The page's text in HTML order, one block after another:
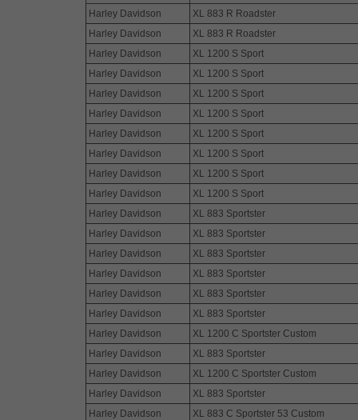
Harley Davidson
XL 883 R Roadster
Harley Davidson
XL 883 R Roadster
Harley Davidson
XL 1200 S Sport
Harley Davidson
XL 1200 S Sport
Harley Davidson
XL 1200 S Sport
Harley Davidson
XL 1200 S Sport
Harley Davidson
XL 1200 S Sport
Harley Davidson
XL 1200 S Sport
Harley Davidson
XL 1200 S Sport
Harley Davidson
XL 1200 S Sport
Harley Davidson
XL 883 Sportster
Harley Davidson
XL 883 Sportster
Harley Davidson
XL 883 Sportster
Harley Davidson
XL 883 Sportster
Harley Davidson
XL 883 Sportster
Harley Davidson
XL 883 Sportster
Harley Davidson
XL 1200 C Sportster Custom
Harley Davidson
XL 883 Sportster
Harley Davidson
XL 1200 C Sportster Custom
Harley Davidson
XL 883 Sportster
Harley Davidson
XL 883 C Sportster 53 Custom